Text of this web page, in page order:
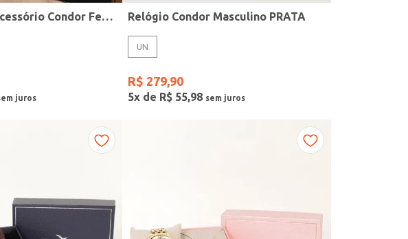
Kit Relógio + Acessório Condor Feminino PRATA Relógio Condor Masculino PRATA
UN
R$ 279,90
5x de R$ 55,98